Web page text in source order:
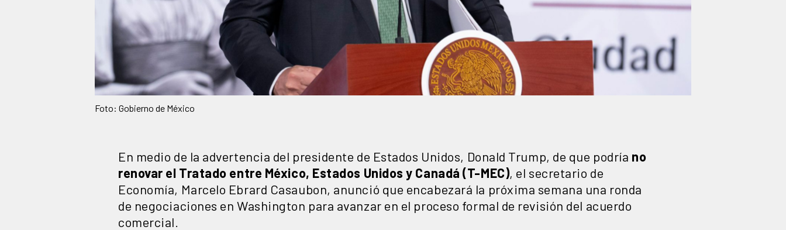
Foto: Gobierno de México
En medio de la advertencia del presidente de Estados Unidos, Donald Trump, de que podría no
renovar el Tratado entre México, Estados Unidos y Canadá (T-MEC), el secretario de
Economía, Marcelo Ebrard Casaubon, anunció que encabezará la próxima semana una ronda
de negociaciones en Washington para avanzar en el proceso formal de revisión del acuerdo
comercial.